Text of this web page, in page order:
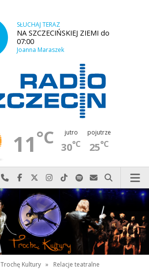
SŁUCHAJ TERAZ
NA SZCZECIŃSKIEJ ZIEMI do
07:00
Joanna Maraszek
11°C jutro
30°C
pojutrze
25°C
Najlepiej po prostu do nas zadzwoń
Odwiedź nas na Facebook-u
Odwiedź nas na X
Odwiedź nas na Instagram-ie
Odwiedź nas na TikTok-u
Szukaj nas na Spotify
Wyślij do nas
Szukaj
Trochę Kultury » Relacje teatralne